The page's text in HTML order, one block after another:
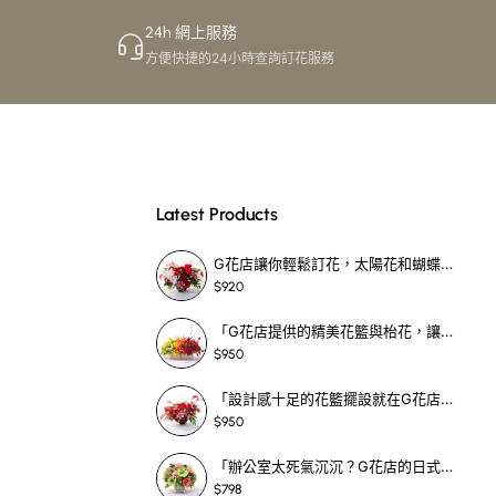
24h 網上服務
方便快捷的24小時查詢訂花服務
Latest Products
G花店讓你輕鬆訂花，太陽花和蝴蝶蘭花籃，適合每個重要時刻！-SF390
$920
「G花店提供的精美花籃與枱花，讓重要場合更顯祝賀與喜悅，適合各種用場！」-SF398
$950
「設計感十足的花籃擺設就在G花店！馬蹄蘭、袋鼠爪、罌粟花，為你的重大場合增光添彩！」-SF209
$950
「辦公室太死氣沉沉？G花店的日式花籃和定製枱花，為你帶來新鮮感！」-SF465
$798